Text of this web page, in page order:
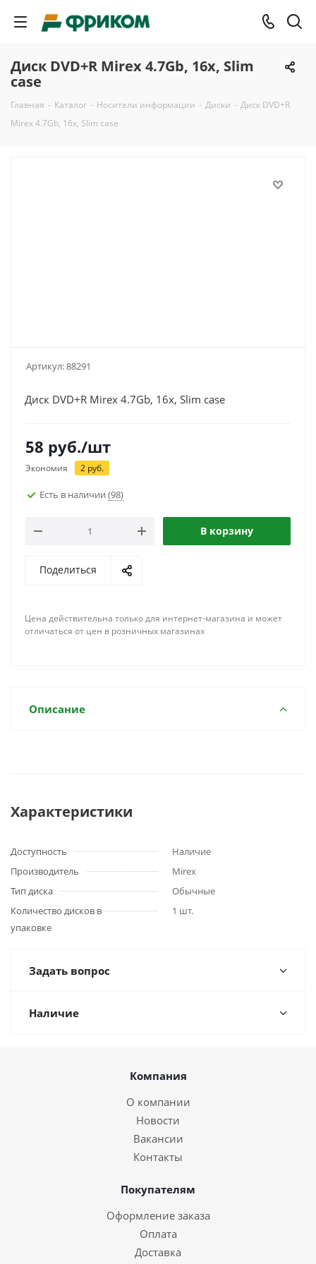
Диск DVD+R Mirex 4.7Gb, 16x, Slim
case
Главная - Каталог - Носители информации - Диски - Диск DVD+R
Mirex 4.7Gb, 16x, Slim case
Артикул:88291
Диск DVD+R Mirex 4.7Gb, 16x, Slim case
58 руб./шт
Экономия 2 руб.
Есть в наличии (98)
В корзину
Поделиться
Цена действительна только для интернет-магазина и может
отличаться от цен в розничных магазинах
Описание
Характеристики
Доступность
Наличие
Производитель
Mirex
Тип диска
Обычные
Количество дисков в
упаковке
1 шт.
Задать вопрос
Наличие
Компания
О компании
Новости
Вакансии
Контакты
Покупателям
Оформление заказа
Оплата
Доставка